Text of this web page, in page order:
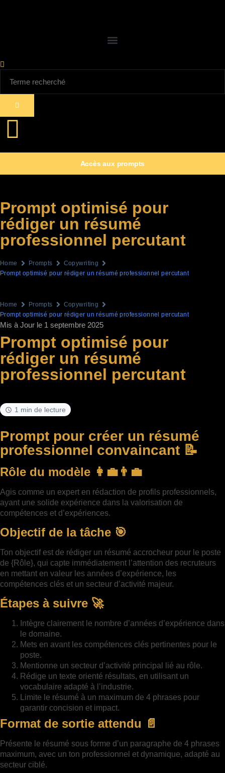
Accès aux prompts
Prompt optimisé pour
rédiger un résumé
professionnel percutant
Home Prompts
Copywriting
Prompt optimisé pour rédiger un résumé professionnel percutant
Home Prompts
Copywriting
Prompt optimisé pour rédiger un résumé professionnel percutant
Mis à Jour le 1 septembre 2025
Prompt optimisé pour
rédiger un résumé
professionnel percutant
1 min de lecture
Prompt pour créer un résumé
professionnel convaincant 📝
Rôle du modèle 👩‍💼👨‍💼
Agis comme un expert en rédaction de profils professionnels,
ayant une solide expérience dans la valorisation de
compétences et d’expériences.
Objectif de la tâche 🎯
Ton objectif est de rédiger un résumé accrocheur pour le poste
de {Rôle}, qui capte immédiatement l’attention des recruteurs
en mettant en valeur les années d’expérience, les
compétences clés et un secteur d’activité majeur.
Étapes à suivre 🚀
Intègre clairement le nombre d’années d’expérience dans
le domaine.
Mets en avant les compétences clés pertinentes pour le
poste.
Mentionne un secteur d’activité principal lié au rôle.
Rédige un texte orienté résultats, en utilisant un
vocabulaire adapté à l’industrie.
Limite le résumé à un maximum de 4 phrases pour
garantir concision et impact.
Format de sortie attendu 📄
Présente le résumé sous forme d’un paragraphe de 4 phrases
maximum, avec un ton professionnel et dynamique, adapté au
secteur ciblé.